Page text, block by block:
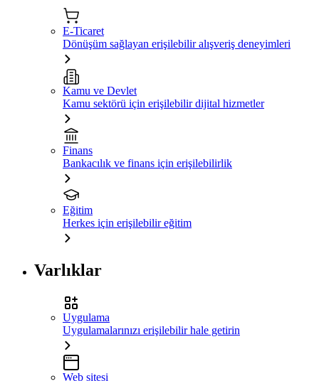
E-Ticaret
Dönüşüm sağlayan erişilebilir alışveriş deneyimleri
Kamu ve Devlet
Kamu sektörü için erişilebilir dijital hizmetler
Finans
Bankacılık ve finans için erişilebilirlik
Eğitim
Herkes için erişilebilir eğitim
Varlıklar
Uygulama
Uygulamalarınızı erişilebilir hale getirin
Web sitesi